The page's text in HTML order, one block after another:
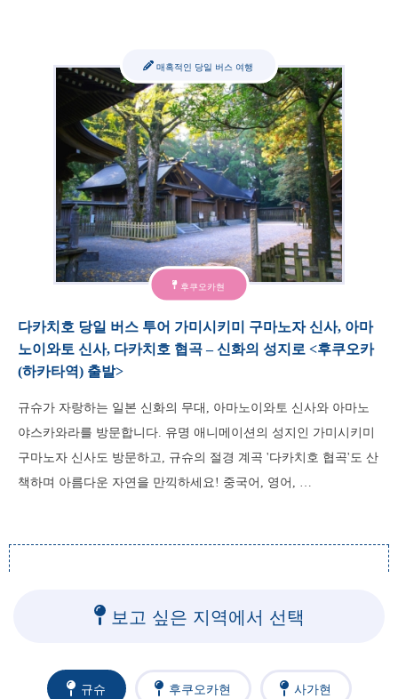
후쿠오카현
매혹적인 당일 버스 여행
다카치호 당일 버스 투어 가미시키미 구마노자 신사, 아마
노이와토 신사, 다카치호 협곡 – 신화의 성지로 <후쿠오카
(하카타역) 출발>
규슈가 자랑하는 일본 신화의 무대, 아마노이와토 신사와 아마노
야스카와라를 방문합니다. 유명 애니메이션의 성지인 가미시키미
구마노자 신사도 방문하고, 규슈의 절경 계곡 '다카치호 협곡'도 산
책하며 아름다운 자연을 만끽하세요! 중국어, 영어, …
보고 싶은 지역에서 선택
규슈 후쿠오카현 사가현